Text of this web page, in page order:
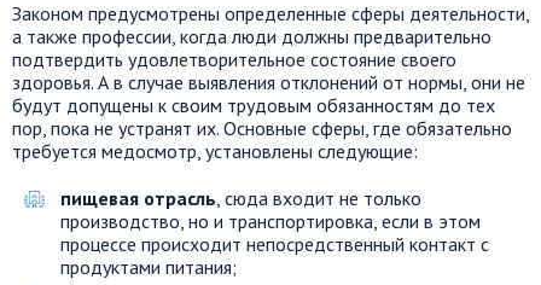
Законом предусмотрены определенные сферы деятельности,
а также профессии, когда люди должны предварительно
подтвердить удовлетворительное состояние своего
здоровья. А в случае выявления отклонений от нормы, они не
будут допущены к своим трудовым обязанностям до тех
пор, пока не устранят их. Основные сферы, где обязательно
требуется медосмотр, установлены следующие:
пищевая отрасль, сюда входит не только
производство, но и транспортировка, если в этом
процессе происходит непосредственный контакт с
продуктами питания;